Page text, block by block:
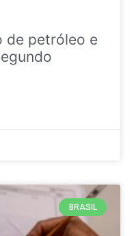
de petróleo e
BRASIL